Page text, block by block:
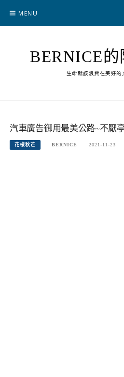
content
MENU
BERNICE
生命就該浪費在美好的
汽車廣告御用最美公路~不厭
花樣秋芒 BERNICE 2021-11-23